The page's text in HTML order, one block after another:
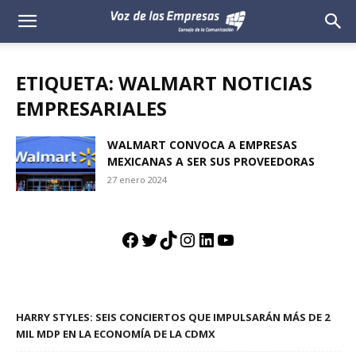
Voz
Empresas
ETIQUETA: WALMART NOTICIAS
EMPRESARIALES
WALMART CONVOCA A EMPRESAS
MEXICANAS A SER SUS PROVEEDORAS
27 enero 2024
Facebook
Twitter
TikTok
Instagram
LinkedIn
YouTube
HARRY STYLES: SEIS CONCIERTOS QUE IMPULSARÁN MÁS DE 2
MIL MDP EN LA ECONOMÍA DE LA CDMX